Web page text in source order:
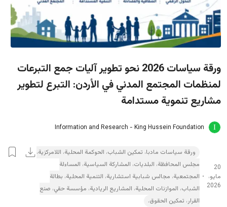
ورقة سیاسات 2026 نحو تطوير آليات جمع التبرعات
لمنظمات المجتمع المدني في الأردن: التبرع لتطوير
مشاريع تنموية مستدامة
Information and Research - King Hussein Foundation
20
مايو،
2026
ورقة سياسات مادبا، تمكين الشباب، الحوكمة المحلية، اللامركزية،
مجلس المحافظة، البلديات، المشاركة السياسية، المساءلة
المجتمعية، مجالس شبابية استشارية، التنمية المحلية، بطالة
الشباب، الموازنات المحلية، المشاريع الريادية، مؤسسة حقي، صنع
القرار، تمكين الحقوق.